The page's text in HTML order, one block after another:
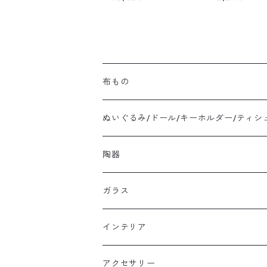
布もの
ぬいぐるみ/ドール/キーホルダー/ティシ
陶器
ガラス
インテリア
アクセサリー